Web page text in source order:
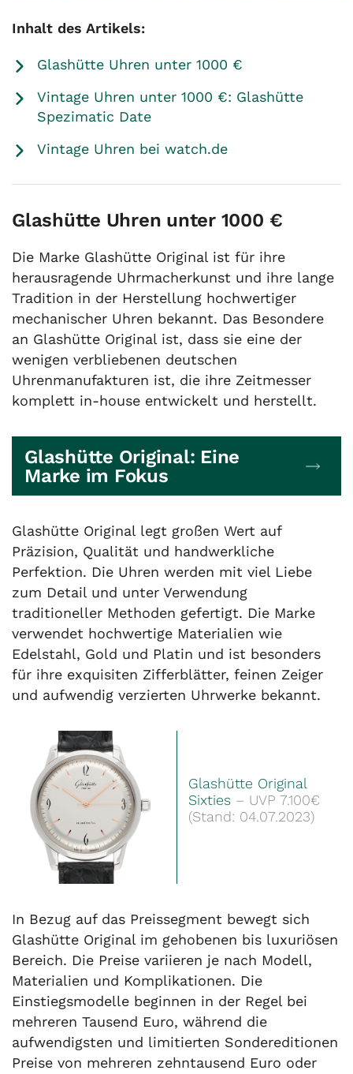
Inhalt des Artikels:
Glashütte Uhren unter 1000 €
Vintage Uhren unter 1000 €: Glashütte
Spezimatic Date
Vintage Uhren bei watch.de
Glashütte Uhren unter 1000 €
Die Marke Glashütte Original ist für ihre
herausragende Uhrmacherkunst und ihre lange
Tradition in der Herstellung hochwertiger
mechanischer Uhren bekannt. Das Besondere
an Glashütte Original ist, dass sie eine der
wenigen verbliebenen deutschen
Uhrenmanufakturen ist, die ihre Zeitmesser
komplett in-house entwickelt und herstellt.
Glashütte Original: Eine
Marke im Fokus
Glashütte Original legt großen Wert auf
Präzision, Qualität und handwerkliche
Perfektion. Die Uhren werden mit viel Liebe
zum Detail und unter Verwendung
traditioneller Methoden gefertigt. Die Marke
verwendet hochwertige Materialien wie
Edelstahl, Gold und Platin und ist besonders
für ihre exquisiten Zifferblätter, feinen Zeiger
und aufwendig verzierten Uhrwerke bekannt.
Glashütte Original
Sixties – UVP 7.100€
(Stand: 04.07.2023)
In Bezug auf das Preissegment bewegt sich
Glashütte Original im gehobenen bis luxuriösen
Bereich. Die Preise variieren je nach Modell,
Materialien und Komplikationen. Die
Einstiegsmodelle beginnen in der Regel bei
mehreren Tausend Euro, während die
aufwendigsten und limitierten Sondereditionen
Preise von mehreren zehntausend Euro oder